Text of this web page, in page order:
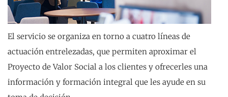
El servicio se organiza en torno a cuatro líneas de
actuación entrelezadas, que permiten aproximar el
Proyecto de Valor Social a los clientes y ofrecerles una
información y formación integral que les ayude en su